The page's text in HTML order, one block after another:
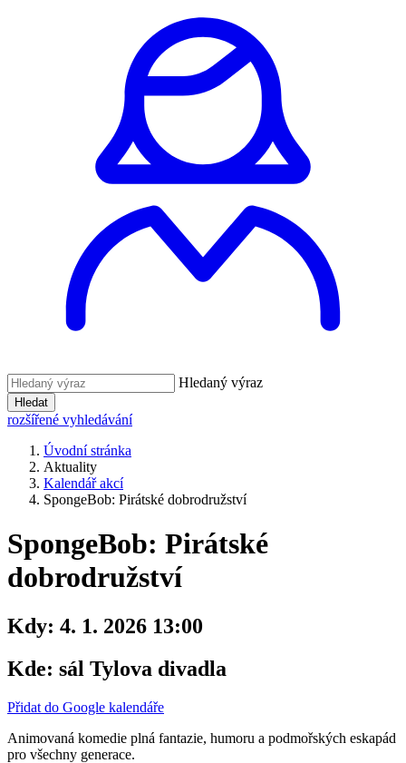
Hledaný výraz
Hledat
rozšířené vyhledávání
Úvodní stránka
Aktuality
Kalendář akcí
SpongeBob: Pirátské dobrodružství
SpongeBob: Pirátské
dobrodružství
Kdy: 4. 1. 2026 13:00
Kde: sál Tylova divadla
Přidat do Google kalendáře
Animovaná komedie plná fantazie, humoru a podmořských eskapád
pro všechny generace.